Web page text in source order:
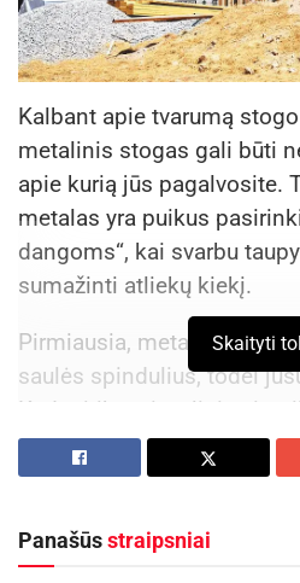
Kalbant apie tvarumą
metalinis stogas gali būti
apie kurią jūs pagalvosite.
metalas yra puikus
dangoms“, kai svarbu
sumažinti atliekų kiekį.
Pirmiausia, metalas
saulės spindulius, todėl
Kad atitiktų vizualinius ir
žmonės dažnai renkasi
stogo spalva irgi gali
Metalas yra puikus
Skaityti
Panašūsstraipsniai